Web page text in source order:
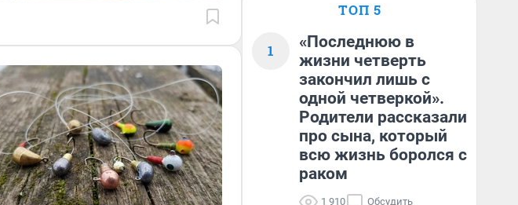
ТОП 5
1
«Последнюю в
жизни четверть
закончил лишь с
одной четверкой».
Родители рассказали
про сына, который
всю жизнь боролся с
раком
1 910 Обсудить